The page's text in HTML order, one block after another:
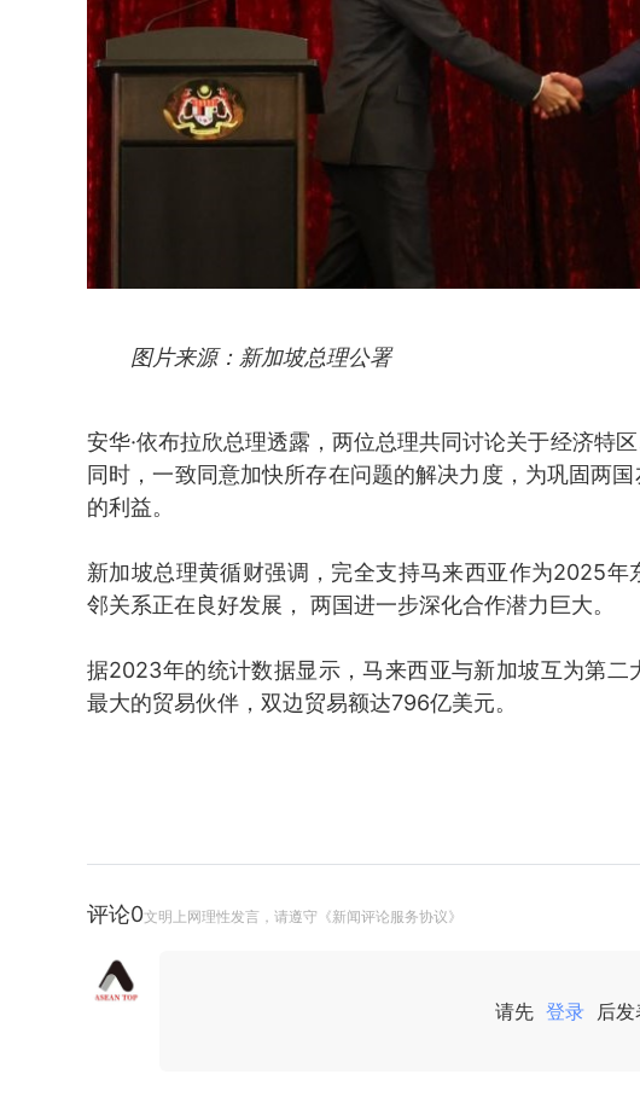
图片来源：新加坡总理公署
安华·依布拉欣总理透露，两位总理共同讨论关于经济特
同时，一致同意加快所存在问题的解决力度，为巩固两
的利益。
新加坡总理黄循财强调，完全支持马来西亚作为2025
邻关系正在良好发展， 两国进一步深化合作潜力巨大。
据2023年的统计数据显示，马来西亚与新加坡互为第二
最大的贸易伙伴，双边贸易额达796亿美元。
评论0文明上网理性发言，请遵守《新闻评论服务协议》
请先 登录 后